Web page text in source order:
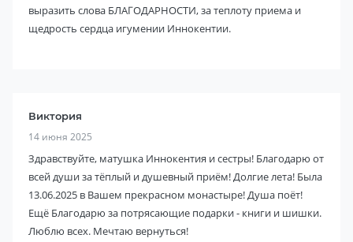
выразить слова БЛАГОДАРНОСТИ, за теплоту приема и
щедрость сердца игумении Иннокентии.
Виктория
14 июня 2025
Здравствуйте, матушка Иннокентия и сестры! Благодарю от
всей души за тёплый и душевный приём! Долгие лета! Была
13.06.2025 в Вашем прекрасном монастыре! Душа поёт!
Ещё Благодарю за потрясающие подарки - книги и шишки.
Люблю всех. Мечтаю вернуться!